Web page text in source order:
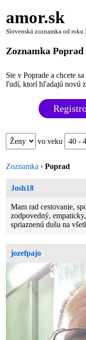
amor.sk
Slovenská zoznamka od roku
Zoznamka Poprad
Ste v Poprade a chcete
ľudí, ktorí hľadajú novú
vo veku
Zoznamka ›Poprad
Josh18
Mam rad cestovanie,
zodpovedný,
spriaznenú dušu na
jozefpajo